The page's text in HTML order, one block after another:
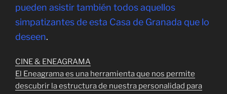
pueden asistir también todos aquellos
simpatizantes de esta Casa de Granada que lo
deseen.
CINE & ENEAGRAMA
El Eneagrama es una herramienta que nos permite
descubrir la estructura de nuestra personalidad para